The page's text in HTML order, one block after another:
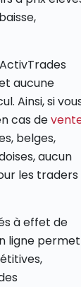
aucune
Ainsi, si
cas de
belges,
aucun
les traders
à effet de
ligne permet